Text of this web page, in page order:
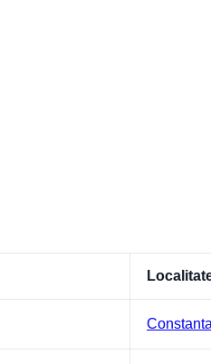
Constanta